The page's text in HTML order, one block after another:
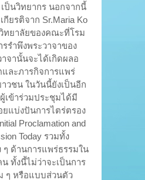
ป็นวิทยากร นอกจากนี้
ยรติจาก Sr.Maria Ko
ทยาลัยของคณะที่โรม
รำพึงพระวาจาของ
าจานั้นจะได้เกิดผลอ
และภารกิจการแพร่
วชน ในวันนี้ยังเป็นอีก
เข้าร่วมประชุมได้มี
ยแบ่งปันการไตร่ตรอง
Proclamation and
Today รวมทั้ง
ด้านการแพร่ธรรมใน
ทั้งนี้ไม่ว่าจะเป็นการ
ๆ หรือแบบส่วนตัว